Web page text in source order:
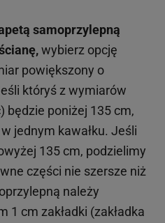
samoprzylepną
wybierz opcję
powiększony o
któryś z wymiarów
będzie poniżej 135 cm,
jednym kawałku. Jeśli
135 cm, podzielimy
części nie szersze niż
należy
1 cm zakładki (zakładka